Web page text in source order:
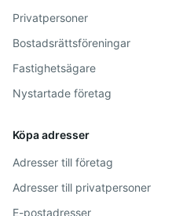
Privatpersoner
Bostadsrättsföreningar
Fastighetsägare
Nystartade företag
Köpa adresser
Adresser till företag
Adresser till privatpersoner
E-postadresser